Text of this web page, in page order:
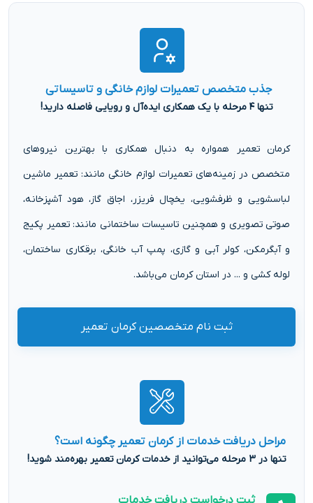
جذب متخصص تعمیرات لوازم خانگی و تاسیساتی
تنها ۴ مرحله با یک همکاری ایده‌آل و رویایی فاصله دارید!
کرمان تعمیر همواره به دنبال همکاری با بهترین نیروهای
متخصص در زمینه‌های تعمیرات لوازم خانگی مانند: تعمیر ماشین
لباسشویی و ظرفشویی، یخچال فریزر، اجاق گاز، هود آشپزخانه،
صوتی تصویری و همچنین تاسیسات ساختمانی مانند: تعمیر پکیج
و آبگرمکن، کولر آبی و گازی، پمپ آب خانگی، برقکاری ساختمان،
لوله کشی و ... در استان کرمان می‌باشد.
ثبت نام متخصصین کرمان تعمیر
مراحل دریافت خدمات از کرمان تعمیر چگونه است؟
تنها در 3 مرحله می‌توانید از خدمات کرمان تعمیر بهره‌مند شوید!
ثبت درخواست دریافت خدمات